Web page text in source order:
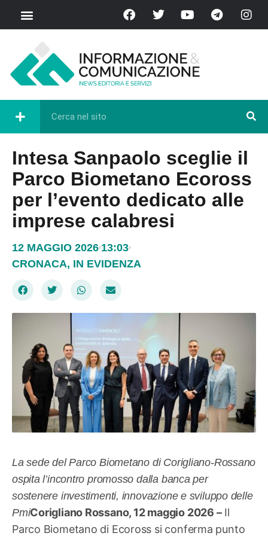
Intesa Sanpaolo sceglie il
Parco Biometano Ecoross
per l’evento dedicato alle
imprese calabresi
12 MAGGIO 2026 13:03
CRONACA, IN EVIDENZA
La sede del Parco Biometano di Corigliano-Rossano
ospita l’incontro promosso dalla banca per
sostenere investimenti, innovazione e sviluppo delle
PmiCorigliano Rossano, 12 maggio 2026 –Il
Parco Biometano di Ecoross si conferma punto